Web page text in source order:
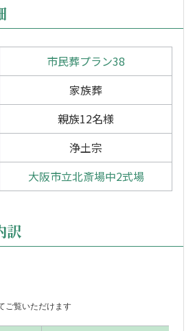
市民葬プラン38
家族葬
親族12名様
浄土宗
大阪市立北斎場中2式場
訳
ご覧いただけます